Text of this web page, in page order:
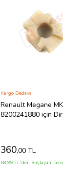
Renault Megane
8200241880 için
Kargo Bedava
360,00 TL
68,99 TL'den Başlayan